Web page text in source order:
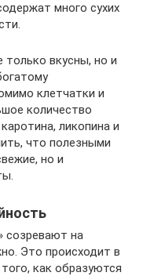
много сухих
только вкусны, но и
клетчатки и
количество
ликопина и
что полезными
но и
созревают на
Это происходит в
как образуются